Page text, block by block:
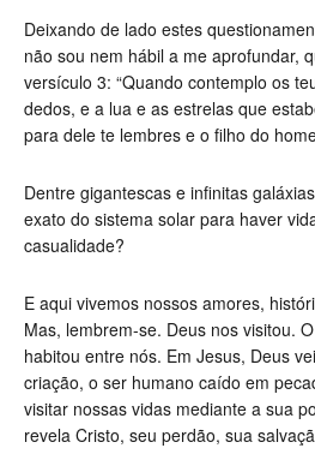
Deixando de lado estes
não sou nem hábil a me aprofundar,
versículo 3: “Quando contemplo os
dedos, e a lua e as estrelas que
para dele te lembres e o filho do
Dentre gigantescas e infinitas
exato do sistema solar para haver
casualidade?
E aqui vivemos nossos amores,
Mas, lembrem-se. Deus nos visitou.
habitou entre nós. Em Jesus, Deus
criação, o ser humano caído em
visitar nossas vidas mediante a sua
revela Cristo, seu perdão, sua